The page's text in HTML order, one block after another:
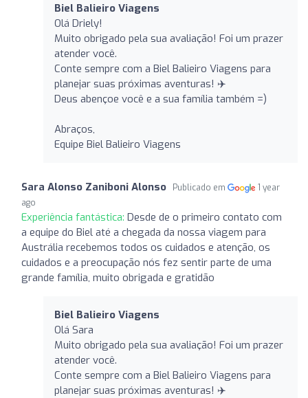
Biel Balieiro Viagens
Olá Driely!
Muito obrigado pela sua avaliação! Foi um prazer
atender você.
Conte sempre com a Biel Balieiro Viagens para
planejar suas próximas aventuras! ✈️
Deus abençoe você e a sua família também =)
Abraços,
Equipe Biel Balieiro Viagens
Sara Alonso Zaniboni Alonso Publicado em
1 year
ago
Experiência fantástica: Desde de o primeiro contato com
a equipe do Biel até a chegada da nossa viagem para
Austrália recebemos todos os cuidados e atenção, os
cuidados e a preocupação nós fez sentir parte de uma
grande família, muito obrigada e gratidão
Biel Balieiro Viagens
Olá Sara
Muito obrigado pela sua avaliação! Foi um prazer
atender você.
Conte sempre com a Biel Balieiro Viagens para
planejar suas próximas aventuras! ✈️